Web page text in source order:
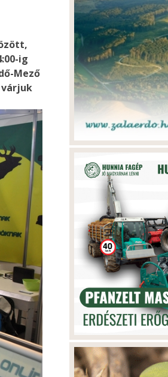
ig
Mező
várjuk